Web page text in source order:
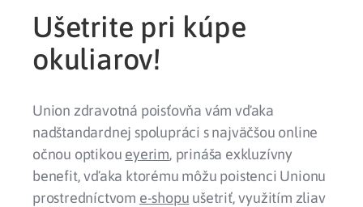
Ušetrite pri kúpe
okuliarov!
Union zdravotná poisťovňa vám vďaka
nadštandardnej spolupráci s najväčšou online
očnou optikou eyerim, prináša exkluzívny
benefit, vďaka ktorému môžu poistenci Unionu
prostredníctvom e-shopu ušetriť, využitím zliav